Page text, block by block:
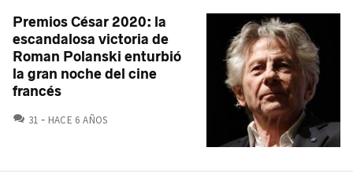
Premios César 2020: la
escandalosa victoria de
Roman Polanski enturbió
la gran noche del cine
francés
31 COMENTARIOS
HACE 6 AÑOS